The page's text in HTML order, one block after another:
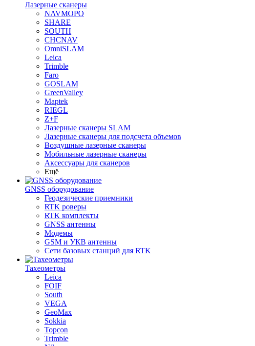
Лазерные сканеры
NAVMOPO
SHARE
SOUTH
CHCNAV
OmniSLAM
Leica
Trimble
Faro
GOSLAM
GreenValley
Maptek
RIEGL
Z+F
Лазерные сканеры SLAM
Лазерные сканеры для подсчета объемов
Воздушные лазерные сканеры
Мобильные лазерные сканеры
Аксессуары для сканеров
Ещё
GNSS оборудование
Геодезические приемники
RTK роверы
RTK комплекты
GNSS антенны
Модемы
GSM и УКВ антенны
Сети базовых станций для RTK
Тахеометры
Leica
FOIF
South
VEGA
GeoMax
Sokkia
Topcon
Trimble